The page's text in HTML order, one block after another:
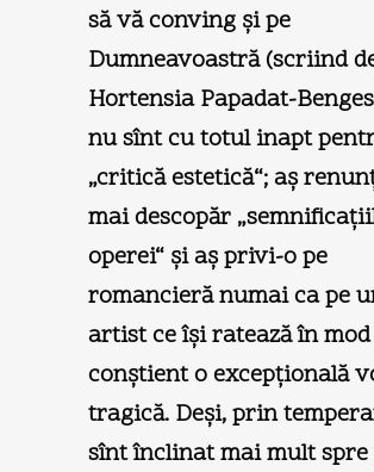
să vă conving şi pe
Dumneavoastră (scriind
Hortensia Papadat-
nu sînt cu totul inapt
„critică estetică“; aş
mai descopăr
operei“ şi aş privi-o pe
romancieră numai ca pe
artist ce îşi ratează în mod
conştient o excepţională
tragică. Deşi, prin
sînt înclinat mai mult spre